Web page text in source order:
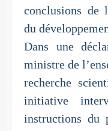
conclusions de
du
Dans une
ministre de
recherche
initiative
instructions du